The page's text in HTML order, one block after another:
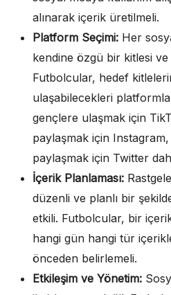
alınarak içerik üretilmeli.
Platform Seçimi: Her
kendine özgü bir kitlesi ve
Futbolcular, hedef
ulaşabilecekleri
gençlere ulaşmak için
paylaşmak için
paylaşmak için Twitter
İçerik Planlaması:
düzenli ve planlı bir
etkili. Futbolcular, bir
hangi gün hangi tür
önceden belirlemeli.
Etkileşim ve Yönetim: